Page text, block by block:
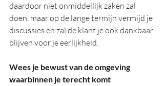
daardoor niet onmiddellijk zaken zal
doen, maar op de lange termijn vermijd je
discussies en zal de klant je ook dankbaar
blijven voor je eerlijkheid.
Wees je bewust van de omgeving
waarbinnen je terecht komt